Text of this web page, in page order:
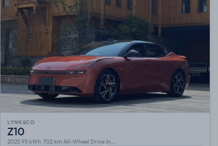
LYNK&CO
Z10
2025 95 kWh 702 km All-Wheel Drive In...